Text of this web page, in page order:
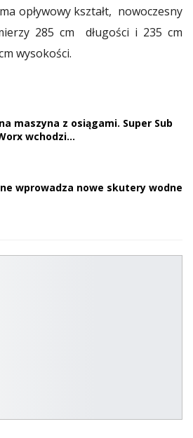
opływowy kształt, nowoczesny
285 cm długości i 235 cm
wysokości.
maszyna z osiągami. Super Sub
wchodzi…
wprowadza nowe skutery wodne